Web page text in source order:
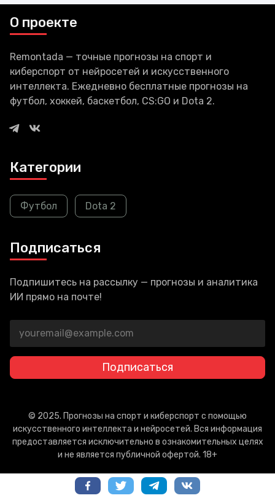
О проекте
Remontada — точные прогнозы на спорт и
киберспорт от нейросетей и искусственного
интеллекта. Ежедневно бесплатные прогнозы на
футбол, хоккей, баскетбол, CS:GO и Dota 2.
Категории
Футбол Dota 2
Подписаться
Подпишитесь на рассылку — прогнозы и аналитика
ИИ прямо на почте!
Подписаться
© 2025. Прогнозы на спорт и киберспорт с помощью
искусственного интеллекта и нейросетей. Вся информация
предоставляется исключительно в ознакомительных целях
и не является публичной офертой. 18+
Политика конфиденциальности